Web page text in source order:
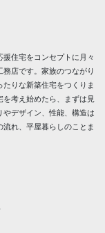
住宅をコンセプトに月々
務店です。家族のつながり
りな新築住宅をつくりま
考え始めたら、まずは見
デザイン、性能、構造は
れ、平屋暮らしのことま